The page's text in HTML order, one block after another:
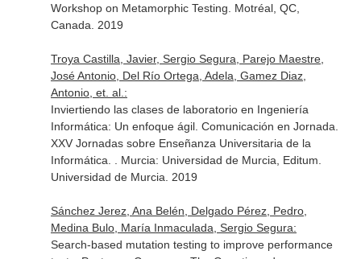
Workshop on Metamorphic Testing. Motréal, QC,
Canada. 2019
Troya Castilla, Javier, Sergio Segura, Parejo Maestre,
José Antonio, Del Río Ortega, Adela, Gamez Diaz,
Antonio, et. al.:
Inviertiendo las clases de laboratorio en Ingeniería
Informática: Un enfoque ágil. Comunicación en Jornada.
XXV Jornadas sobre Enseñanza Universitaria de la
Informática. . Murcia: Universidad de Murcia, Editum.
Universidad de Murcia. 2019
Sánchez Jerez, Ana Belén, Delgado Pérez, Pedro,
Medina Bulo, María Inmaculada, Sergio Segura:
Search-based mutation testing to improve performance